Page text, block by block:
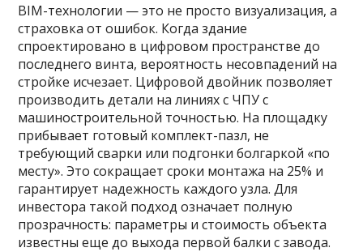
BIM-технологии — это не просто визуализация, а
страховка от ошибок. Когда здание
спроектировано в цифровом пространстве до
последнего винта, вероятность несовпадений на
стройке исчезает. Цифровой двойник позволяет
производить детали на линиях с ЧПУ с
машиностроительной точностью. На площадку
прибывает готовый комплект-пазл, не
требующий сварки или подгонки болгаркой «по
месту». Это сокращает сроки монтажа на 25% и
гарантирует надежность каждого узла. Для
инвестора такой подход означает полную
прозрачность: параметры и стоимость объекта
известны еще до выхода первой балки с завода.